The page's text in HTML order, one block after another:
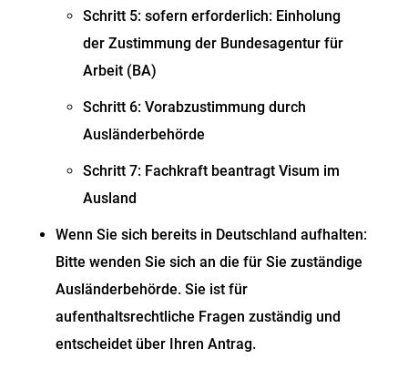
Schritt 5: sofern erforderlich: Einholung
der Zustimmung der Bundesagentur für
Arbeit (BA)
Schritt 6: Vorabzustimmung durch
Ausländerbehörde
Schritt 7: Fachkraft beantragt Visum im
Ausland
Wenn Sie sich bereits in Deutschland aufhalten:
Bitte wenden Sie sich an die für Sie zuständige
Ausländerbehörde. Sie ist für
aufenthaltsrechtliche Fragen zuständig und
entscheidet über Ihren Antrag.